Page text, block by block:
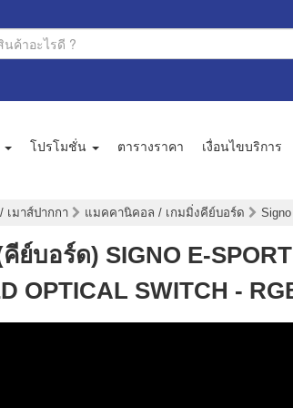
โปรโมชั่น ตารางราคา เงื่อนไขบริการ
เมาส์ปากกา แมคคานิคอล / เกมมิ่งคีย์บอร์ด Signo
ย์บอร์ด) SIGNO E-
OPTICAL SWITCH -